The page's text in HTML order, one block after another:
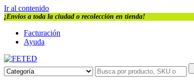
Ir al contenido
¡Envios a toda la ciudad o recolección en tienda!
Facturación
Ayuda